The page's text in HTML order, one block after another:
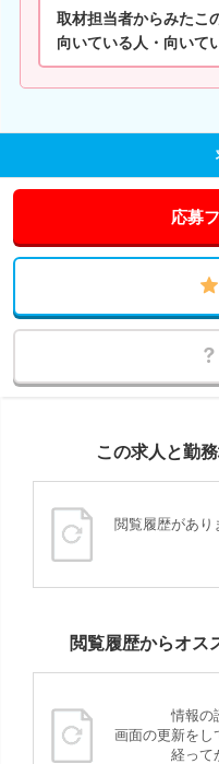
取材担当者からみたこ
向いている人・向いて
応募
この求人と勤
閲覧履歴があり
閲覧履歴からオス
情報の
画面の更新をし
経って